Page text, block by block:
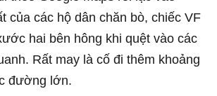
của các hộ dân chăn bò, chiếc VF
hai bên hông khi quệt vào các
Rất may là cố đi thêm khoảng
đường lớn.